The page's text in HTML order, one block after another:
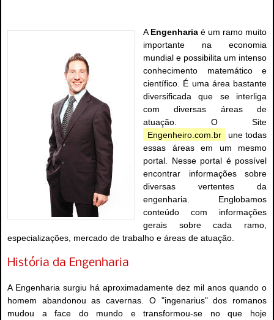
A Engenharia é um ramo muito
importante na economia
mundial e possibilita um intenso
conhecimento matemático e
científico. É uma área bastante
diversificada que se interliga
com diversas áreas de
atuação. O Site
Engenheiro.com.br
une todas
essas áreas em um mesmo
portal. Nesse portal é possível
encontrar informações sobre
diversas vertentes da
engenharia. Englobamos
conteúdo com informações
gerais sobre cada ramo,
especializações, mercado de trabalho e áreas de atuação.
História da Engenharia
A Engenharia surgiu há aproximadamente dez mil anos quando o
homem abandonou as cavernas. O "ingenarius" dos romanos
mudou a face do mundo e transformou-se no que hoje